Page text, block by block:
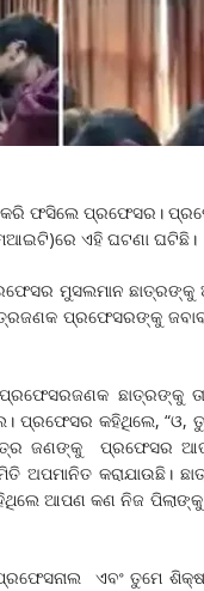
କରି ଫସିଲେ ପ୍ରଫେସର।
ଏହି ଘଟଣା ଘଟିଛି।
ମୁସଲମାନ ଛାତ୍ରଙ୍କୁ
ପ୍ରଫେସରଙ୍କୁ
ଛାତ୍ରଙ୍କୁ
ପ୍ରଫେସର କହିଥିଲେ,
ଜଣଙ୍କୁ ପ୍ରଫେସର
ଅପମାନିତ କରାଯାଉଛି।
ଆପଣ କଣ ନିଜ ପିଲାଙ୍କୁ
ଏବଂ ତୁମେ